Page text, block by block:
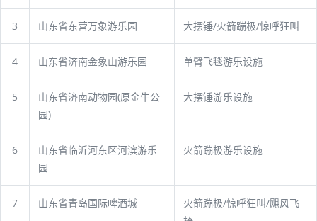
3 山东省东营万象游乐园 大摆锤/火箭蹦极/惊呼狂叫
4 山东省济南金象山游乐园 单臂飞毯游乐设施
5
山东省济南动物园(原金牛公
园)
大摆锤游乐设施
6
山东省临沂河东区河滨游乐
园
火箭蹦极游乐设施
7 山东省青岛国际啤酒城
火箭蹦极/惊呼狂叫/飓风飞